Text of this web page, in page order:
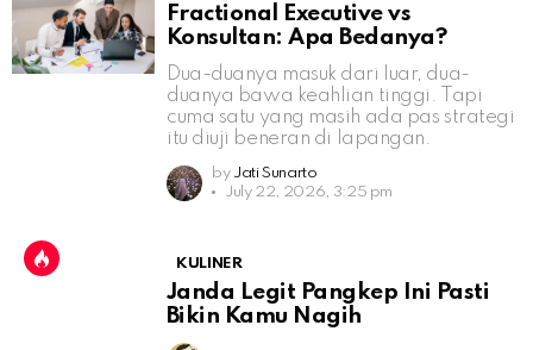
Fractional Executive vs
Konsultan: Apa Bedanya?
Dua-duanya masuk dari luar, dua-
duanya bawa keahlian tinggi. Tapi
cuma satu yang masih ada pas strategi
itu diuji beneran di lapangan.
by Jati Sunarto
July 22, 2026, 3:25 pm
KULINER
Janda Legit Pangkep Ini Pasti
Bikin Kamu Nagih